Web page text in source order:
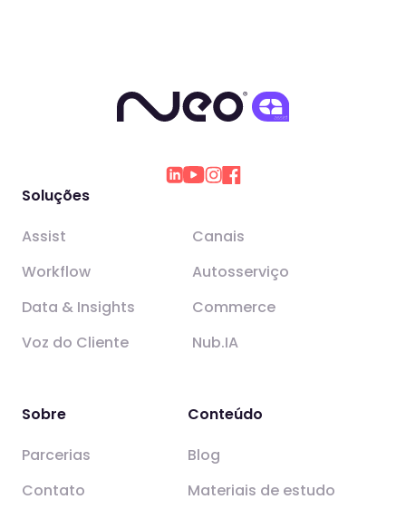
Soluções
Assist
Canais
Workflow
Autosserviço
Data & Insights
Commerce
Voz do Cliente
Nub.IA
Conteúdo
Blog
Materiais de estudo
Sobre
Parcerias
Contato